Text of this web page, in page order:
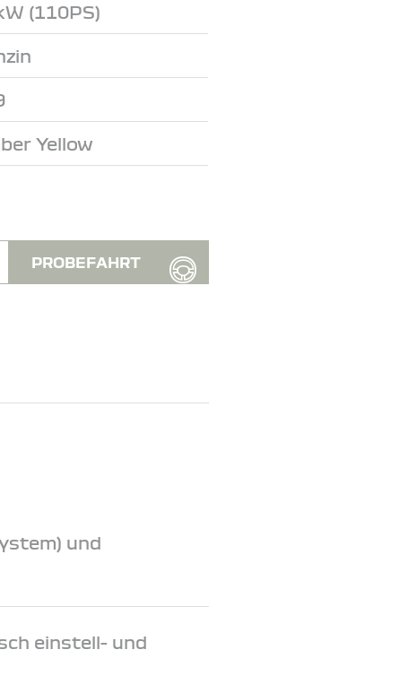
(110PS)
Yellow
PROBEFAHRT
und
einstell- und